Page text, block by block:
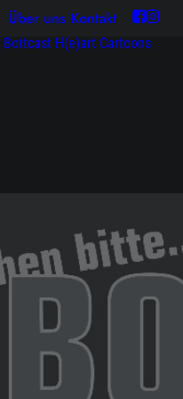
Über uns Kontakt
Bottcast H(e)art Cartoons